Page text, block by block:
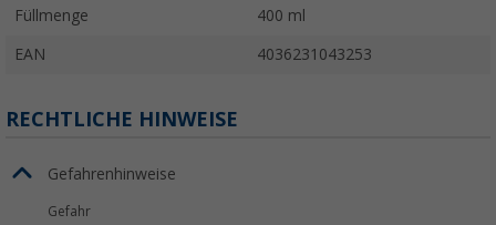
Füllmenge 400 ml
EAN 4036231043253
RECHTLICHE HINWEISE
Gefahrenhinweise
Gefahr